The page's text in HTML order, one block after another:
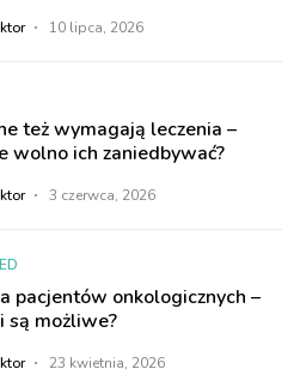
10 lipca, 2026
też wymagają leczenia –
wolno ich zaniedbywać?
3 czerwca, 2026
pacjentów onkologicznych –
są możliwe?
23 kwietnia, 2026